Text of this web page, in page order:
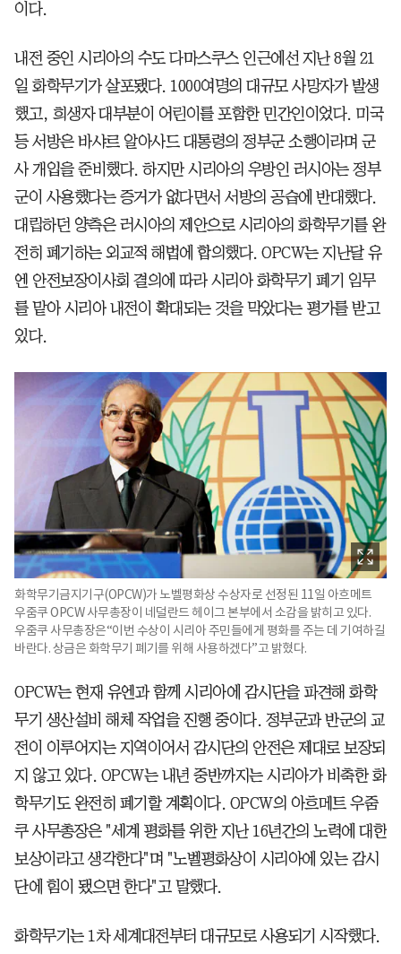
이다.
내전 중인 시리아의 수도 다마스쿠스 인근에선 지난 8월 21
일 화학무기가 살포됐다. 1000여명의 대규모 사망자가 발생
했고, 희생자 대부분이 어린이를 포함한 민간인이었다. 미국
등 서방은 바샤르 알아사드 대통령의 정부군 소행이라며 군
사 개입을 준비했다. 하지만 시리아의 우방인 러시아는 정부
군이 사용했다는 증거가 없다면서 서방의 공습에 반대했다.
대립하던 양측은 러시아의 제안으로 시리아의 화학무기를 완
전히 폐기하는 외교적 해법에 합의했다. OPCW는 지난달 유
엔 안전보장이사회 결의에 따라 시리아 화학무기 폐기 임무
를 맡아 시리아 내전이 확대되는 것을 막았다는 평가를 받고
있다.
화학무기금지기구(OPCW)가 노벨평화상 수상자로 선정된 11일 아흐메트
우줌쿠 OPCW 사무총장이 네덜란드 헤이그 본부에서 소감을 밝히고 있다.
우줌쿠 사무총장은“이번 수상이 시리아 주민들에게 평화를 주는 데 기여하길
바란다. 상금은 화학무기 폐기를 위해 사용하겠다”고 밝혔다.
OPCW는 현재 유엔과 함께 시리아에 감시단을 파견해 화학
무기 생산설비 해체 작업을 진행 중이다. 정부군과 반군의 교
전이 이루어지는 지역이어서 감시단의 안전은 제대로 보장되
지 않고 있다. OPCW는 내년 중반까지는 시리아가 비축한 화
학무기도 완전히 폐기할 계획이다. OPCW의 아흐메트 우줌
쿠 사무총장은 "세계 평화를 위한 지난 16년간의 노력에 대한
보상이라고 생각한다"며 "노벨평화상이 시리아에 있는 감시
단에 힘이 됐으면 한다"고 말했다.
화학무기는 1차 세계대전부터 대규모로 사용되기 시작했다.